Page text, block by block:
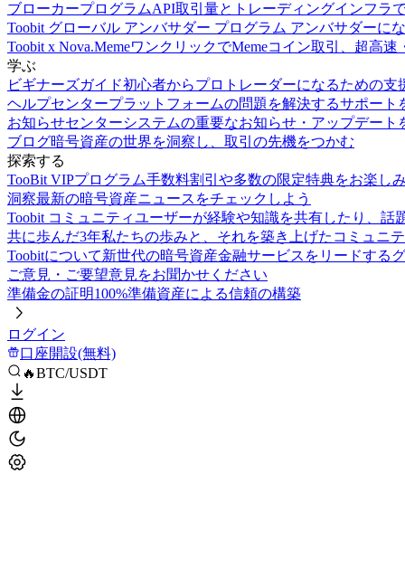
ブローカープログラムAPI取引量とトレーディングインフラ
Toobit グローバル アンバサダー プログラム アンバサダーに
Toobit x Nova.MemeワンクリックでMemeコイン取引、超高
学ぶ
ビギナーズガイド初心者からプロトレーダーになるための支
ヘルプセンタープラットフォームの問題を解決するサポート
お知らせセンターシステムの重要なお知らせ・アップデート
ブログ暗号資産の世界を洞察し、取引の先機をつかむ
探索する
TooBit VIPプログラム手数料割引や多数の限定特典をお楽し
洞察最新の暗号資産ニュースをチェックしよう
Toobit コミュニティユーザーが経験や知識を共有したり、話
共に歩んだ3年私たちの歩みと、それを築き上げたコミュニ
Toobitについて新世代の暗号資産金融サービスをリードする
ご意見・ご要望意見をお聞かせください
準備金の証明100%準備資産による信頼の構築
ログイン
口座開設(無料)
🔥BTC/USDT